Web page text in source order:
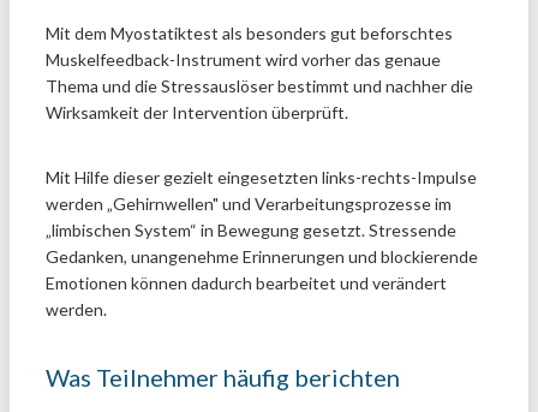
Mit dem Myostatiktest als besonders gut beforschtes
Muskelfeedback-Instrument wird vorher das genaue
Thema und die Stressauslöser bestimmt und nachher die
Wirksamkeit der Intervention überprüft.
Mit Hilfe dieser gezielt eingesetzten links-rechts-Impulse
werden „Gehirnwellen" und Verarbeitungsprozesse im
„limbischen System“ in Bewegung gesetzt. Stressende
Gedanken, unangenehme Erinnerungen und blockierende
Emotionen können dadurch bearbeitet und verändert
werden.
Was Teilnehmer häufig berichten